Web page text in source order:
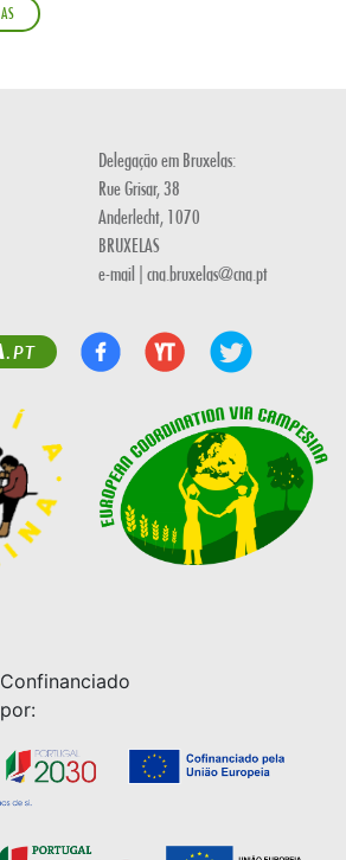
Delegação em Bruxelas:
Rue Grisar, 38
Anderlecht, 1070
BRUXELAS
e-mail | cna.bruxelas@cna.pt
.PT
Confinanciado
por: